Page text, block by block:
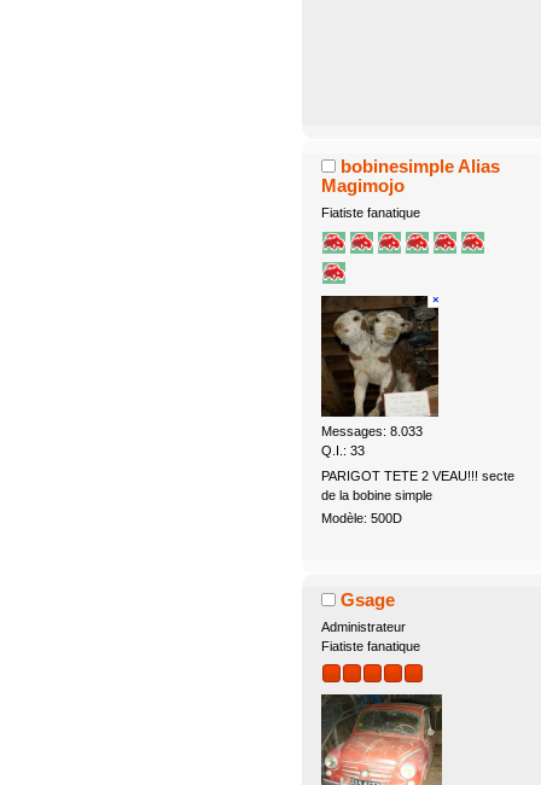
bobinesimple Alias
Magimojo
Fiatiste fanatique
Messages: 8.033
Q.I.: 33
PARIGOT TETE 2 VEAU!!! secte
de la bobine simple
Modèle: 500D
Gsage
Administrateur
Fiatiste fanatique